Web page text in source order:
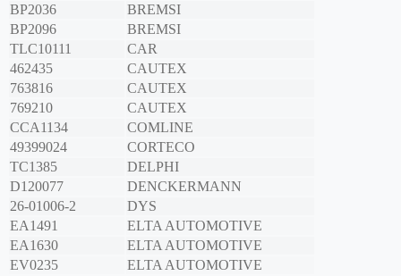
BP2036
BREMSI
BP2096
BREMSI
TLC10111
CAR
462435
CAUTEX
763816
CAUTEX
769210
CAUTEX
CCA1134
COMLINE
49399024
CORTECO
TC1385
DELPHI
D120077
DENCKERMANN
26-01006-2
DYS
EA1491
ELTA AUTOMOTIVE
EA1630
ELTA AUTOMOTIVE
EV0235
ELTA AUTOMOTIVE